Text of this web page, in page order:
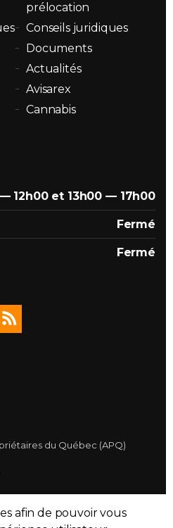
prélocation
Conseils juridiques
Documents
Actualités
Avisarex
Cannabis
12h00 et 13h00 — 17h00
Fermé
Fermé
du Québec (APQ)
afin de pouvoir vous